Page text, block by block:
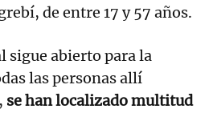
de entre 17 y 57 años.
sigue abierto para la
las personas allí
se han localizado multitud